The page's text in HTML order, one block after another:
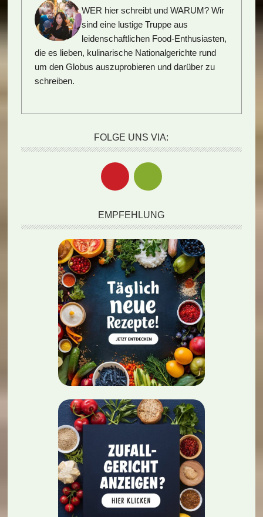
WER hier schreibt und WARUM? Wir
sind eine lustige Truppe aus
leidenschaftlichen Food-Enthusiasten,
die es lieben, kulinarische Nationalgerichte rund
um den Globus auszuprobieren und darüber zu
schreiben.
FOLGE UNS VIA:
EMPFEHLUNG